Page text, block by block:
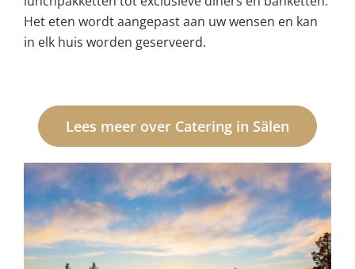
Het eten wordt aangepast aan uw wensen en kan
in elk huis worden geserveerd.
Lees meer over Catering in Sälen